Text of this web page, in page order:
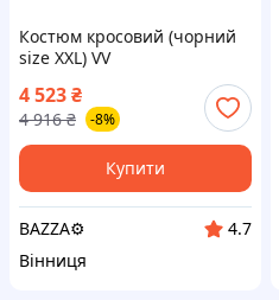
Костюм кросовий (чорний
size XXL) VV
4 523₴
4 916 ₴ -8%
Купити
BAZZA⚙️
4.7
Вінниця